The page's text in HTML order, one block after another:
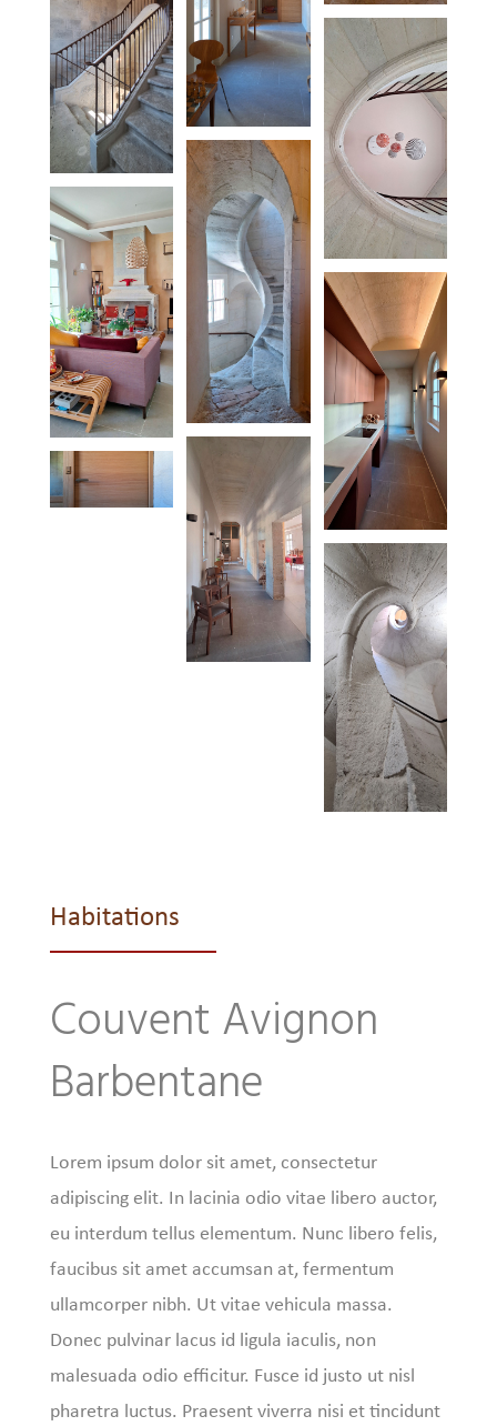
Habitations
Couvent Avignon
Barbentane
Lorem ipsum dolor sit amet, consectetur
adipiscing elit. In lacinia odio vitae libero auctor,
eu interdum tellus elementum. Nunc libero felis,
faucibus sit amet accumsan at, fermentum
ullamcorper nibh. Ut vitae vehicula massa.
Donec pulvinar lacus id ligula iaculis, non
malesuada odio efficitur. Fusce id justo ut nisl
pharetra luctus. Praesent viverra nisi et tincidunt